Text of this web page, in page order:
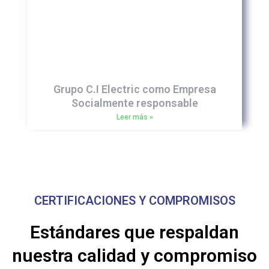
Grupo C.I Electric como Empresa
Socialmente responsable
Leer más »
CERTIFICACIONES Y COMPROMISOS
Estándares que respaldan
nuestra calidad y compromiso